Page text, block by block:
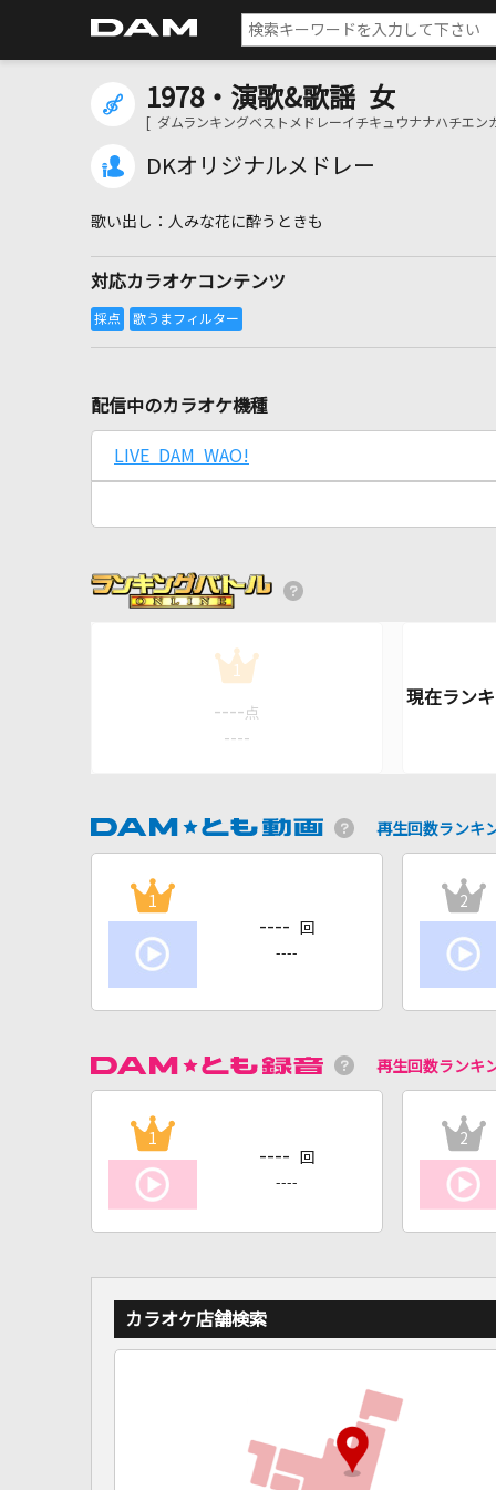
1978・演歌&歌謡 女
[ ダムランキングベストメドレーイチキュウナナハチエ
DKオリジナルメドレー
人みな花に酔うときも
対応カラオケコンテンツ
配信中のカラオケ機種
LIVE DAM WAO!
1
---- 点
----
再生回数ランキ
1
---- 回
----
2
再生回数ランキ
1
---- 回
----
2
カラオケ店舗検索